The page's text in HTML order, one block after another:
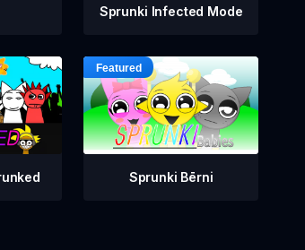
Sprunki Infected Mode
Sprunki Bērni